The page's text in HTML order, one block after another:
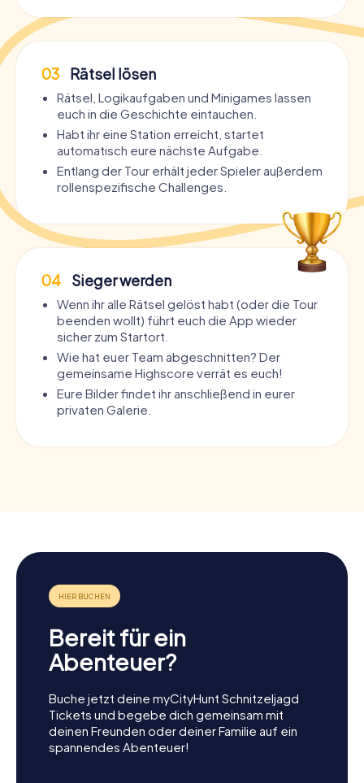
03 Rätsel lösen
Rätsel, Logikaufgaben und Minigames lassen
euch in die Geschichte eintauchen.
Habt ihr eine Station erreicht, startet
automatisch eure nächste Aufgabe.
Entlang der Tour erhält jeder Spieler außerdem
rollenspezifische Challenges.
04 Sieger werden
Wenn ihr alle Rätsel gelöst habt (oder die Tour
beenden wollt) führt euch die App wieder
sicher zum Startort.
Wie hat euer Team abgeschnitten? Der
gemeinsame Highscore verrät es euch!
Eure Bilder findet ihr anschließend in eurer
privaten Galerie.
Bereit für ein
Abenteuer?
Buche jetzt deine myCityHunt Schnitzeljagd
Tickets und begebe dich gemeinsam mit
deinen Freunden oder deiner Familie auf ein
spannendes Abenteuer!